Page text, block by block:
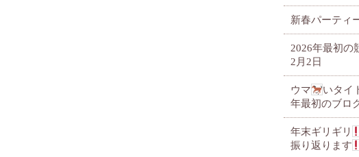
新春パーティ
2026年最初の
2月2日
ウマ
いタイ
年最初のブロ
年末ギリギリ
振り返ります